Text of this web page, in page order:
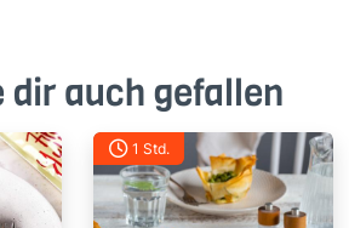
dir auch gefallen
1 Std.